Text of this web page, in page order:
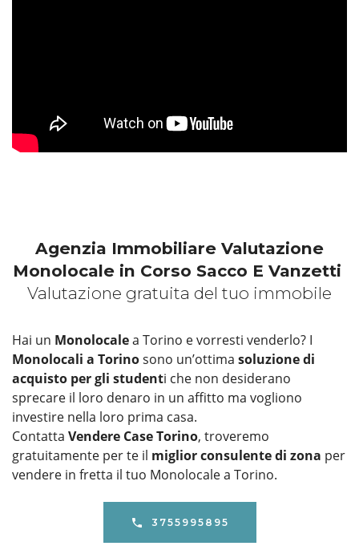
Agenzia Immobiliare Valutazione
Monolocale in Corso Sacco E Vanzetti
Valutazione gratuita del tuo immobile
Hai un Monolocalea Torino e vorresti venderlo? I
Monolocali a Torinosono un’ottima soluzione di
acquisto per gli studenti che non desiderano
sprecare il loro denaro in un affitto ma vogliono
investire nella loro prima casa.
Contatta Vendere Case Torino, troveremo
gratuitamente per te il miglior consulente di zona per
vendere in fretta il tuo Monolocale a Torino.
3755995895